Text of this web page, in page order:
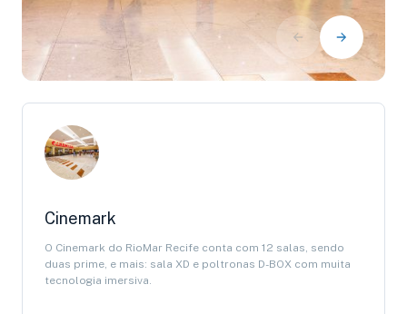
Cinemark
O Cinemark do RioMar Recife conta com 12 salas, sendo
duas prime, e mais: sala XD e poltronas D-BOX com muita
tecnologia imersiva.